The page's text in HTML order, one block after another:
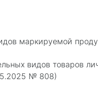
маркируемой
видов товаров
№ 808)